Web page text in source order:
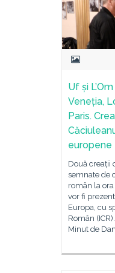
Uf și
Veneția,
Paris.
europene
Două creații
semnate de
român la
vor fi
Europa, cu
Român
Minut de